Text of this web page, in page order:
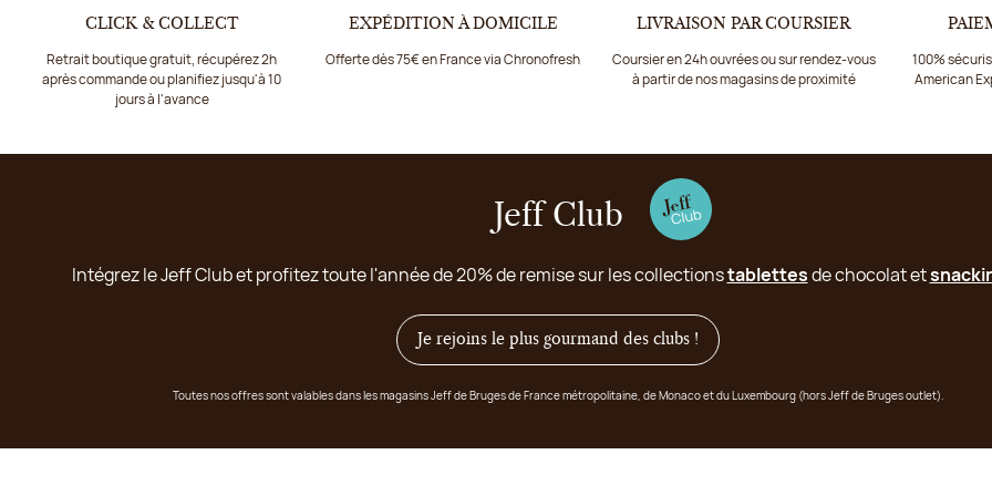
CLICK & COLLECT
Retrait boutique gratuit, récupérez 2h
après commande ou planifiez jusqu'à 10
jours à l'avance
EXPÉDITION À DOMICILE
Offerte dès 75€ en France via Chronofresh
LIVRAISON PAR COURSIER
Coursier en 24h ouvrées ou sur rendez-vous
à partir de nos magasins de proximité
100%
American
Jeff Club
Intégrez le Jeff Club et profitez toute l'année de 20% de remise sur les collectionstablettesde chocolat et
Je rejoins le plus gourmand des clubs !
Toutes nos offres sont valables dans les magasins Jeff de Bruges de France métropolitaine, de Monaco et du Luxembourg (hors Jeff de Bruges outlet).